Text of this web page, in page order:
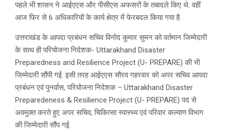
पहले भी शासन ने आईएएस और पीसीएस अफसरों के तबादले किए थे. वहीं
आज फिर से 6 अधिकारियों के कार्य क्षेत्र में फेरबदल किया गया है.
उत्तराखंड के आपदा प्रबंधन सचिव विनोद कुमार सुमन को वर्तमान जिम्मेदारी
के साथ ही परियोजना निदेशक- Uttarakhand Disaster
Preparedness and Resilience Project (U- PREPARE) की भी
जिम्मेदारी सौंपी गई. इसी तरह आईएएस सौरव गहरवार को अपर सचिव आपदा
प्रबंधन एवं पुनर्वास, परियोजना निदेशक – Uttarakhand Disaster
Preparedeness & Resilience Project (U- PREPARE) पद से
अवमुक्त करते हुए अपर सचिव, चिकित्सा स्वास्थ्य एवं परिवार कल्याण विभाग
की जिम्मेदारी सौंप गई.